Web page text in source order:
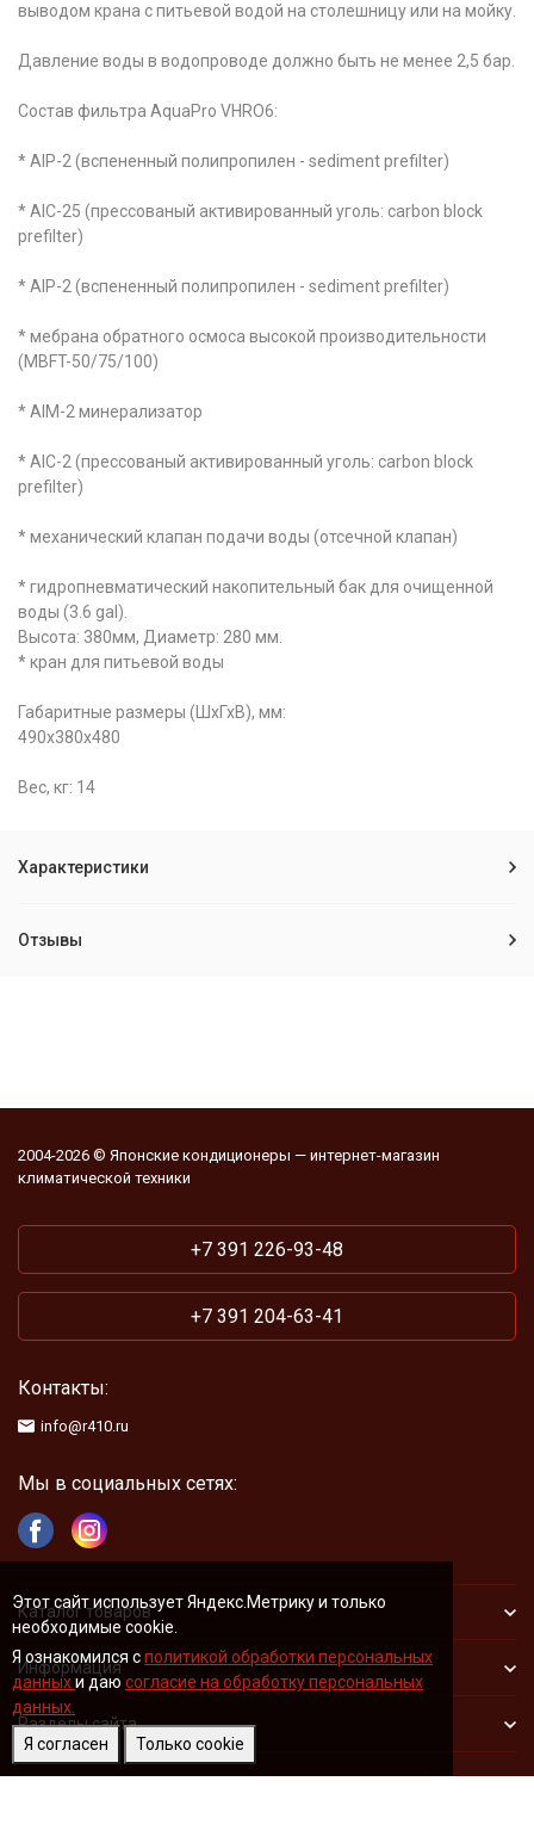
Этот сайт использует Яндекс.Метрику и только
необходимые cookie.
Я ознакомился сполитикой обработки персональных
данныхи даю согласие на обработку персональных
данных.
Я согласен
Только cookie
выводом крана с питьевой водой на столешницу или на мойку.
Давление воды в водопроводе должно быть не менее 2,5 бар.
Состав фильтра AquaPro VHRO6:
* AIP-2 (вспененный полипропилен - sediment prefilter)
* AIC-25 (прессованый активированный уголь: carbon block
prefilter)
* AIP-2 (вспененный полипропилен - sediment prefilter)
* мебрана обратного осмоса высокой производительности
(MBFT-50/75/100)
* AIM-2 минерализатор
* AIC-2 (прессованый активированный уголь: carbon block
prefilter)
* механический клапан подачи воды (отсечной клапан)
* гидропневматический накопительный бак для очищенной
воды (3.6 gal).
Высота: 380мм, Диаметр: 280 мм.
* кран для питьевой воды
Габаритные размеры (ШхГхВ), мм:
490х380х480
Вес, кг: 14
Характеристики
Отзывы
2004-2026 © Японские кондиционеры — интернет-магазин
климатической техники
+7 391 226-93-48
+7 391 204-63-41
Контакты:
info@r410.ru
Мы в социальных сетях:
Каталог товаров
Информация
Разделы сайта